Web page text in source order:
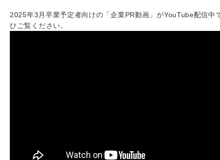
2025年3月卒業予定者向けの「企業PR動画」がYouTube配信中
ひご覧ください。